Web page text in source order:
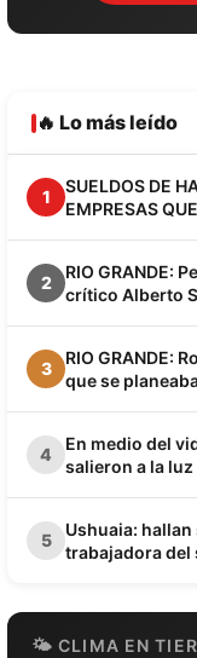
🔥 Lo más leído
1
SUELDOS DE
EMPRESAS
PATAGONIA
2
RIO GRANDE:
crítico Alberto
3
RIO GRANDE:
que se
4
En medio del
salieron a la
5
Ushuaia:
trabajadora
🌤 CLIMA EN